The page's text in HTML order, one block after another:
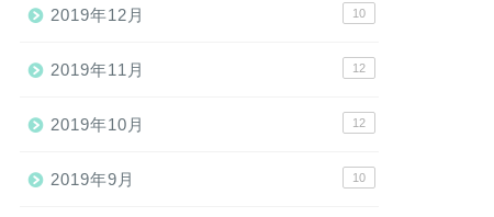
2019年12月 10
2019年11月 12
2019年10月 12
2019年9月 10